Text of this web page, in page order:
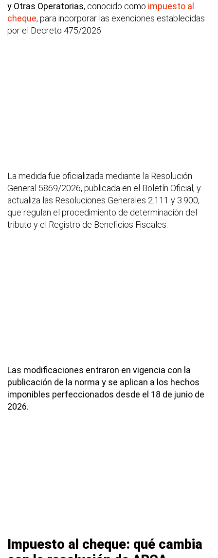
y Otras Operatorias, conocido como impuesto al
cheque, para incorporar las exenciones establecidas
por el Decreto 475/2026.
La medida fue oficializada mediante la Resolución
General 5869/2026, publicada en el Boletín Oficial, y
actualiza las Resoluciones Generales 2.111 y 3.900,
que regulan el procedimiento de determinación del
tributo y el Registro de Beneficios Fiscales.
Las modificaciones entraron en vigencia con la
publicación de la norma y se aplican a los hechos
imponibles perfeccionados desde el 18 de junio de
2026.
Impuesto al cheque: qué cambia